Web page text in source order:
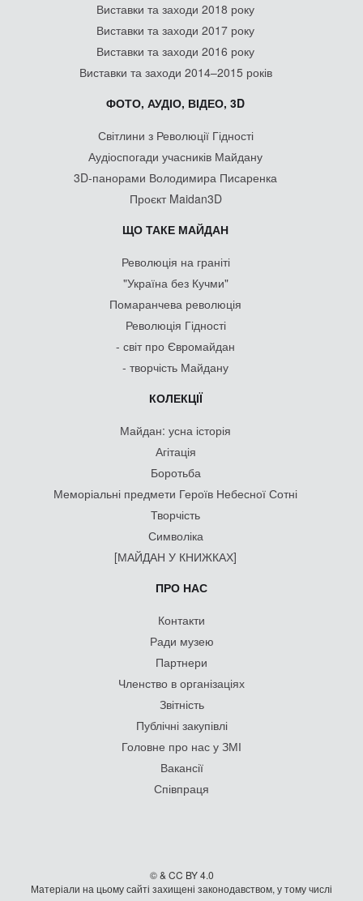
Виставки та заходи 2018 року
Виставки та заходи 2017 року
Виставки та заходи 2016 року
Виставки та заходи 2014–2015 років
ФОТО, АУДІО, ВІДЕО, 3D
Світлини з Революції Гідності
Аудіоспогади учасників Майдану
3D-панорами Володимира Писаренка
Проєкт Maidan3D
ЩО ТАКЕ МАЙДАН
Революція на граніті
"Україна без Кучми"
Помаранчева революція
Революція Гідності
- світ про Євромайдан
- творчість Майдану
КОЛЕКЦІЇ
Майдан: усна історія
Агітація
Боротьба
Меморіальні предмети Героїв Небесної Сотні
Творчість
Символіка
[МАЙДАН У КНИЖКАХ]
ПРО НАС
Контакти
Ради музею
Партнери
Членство в організаціях
Звітність
Публічні закупівлі
Головне про нас у ЗМІ
Вакансії
Співпраця
© & CC BY 4.0
Матеріали на цьому сайті захищені законодавством, у тому числі